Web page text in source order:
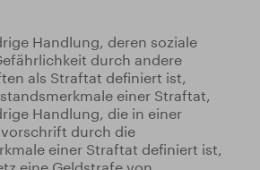
Handlung, deren soziale
durch andere
als Straftat definiert ist,
einer Straftat,
Handlung, die in einer
durch die
einer Straftat definiert ist,